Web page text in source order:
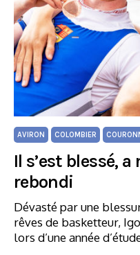
AVIRON COLOMBIER
Il s’est blessé,
rebondi
Dévasté par une
rêves de basketteur,
lors d’une année